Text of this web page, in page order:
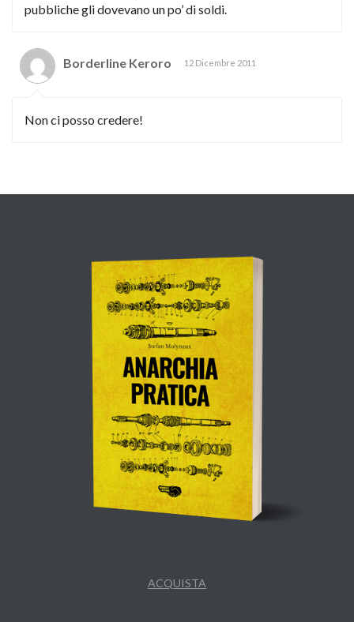
pubbliche gli dovevano un po’ di soldi.
Borderline Keroro 12 Dicembre 2011
Non ci posso credere!
ACQUISTA